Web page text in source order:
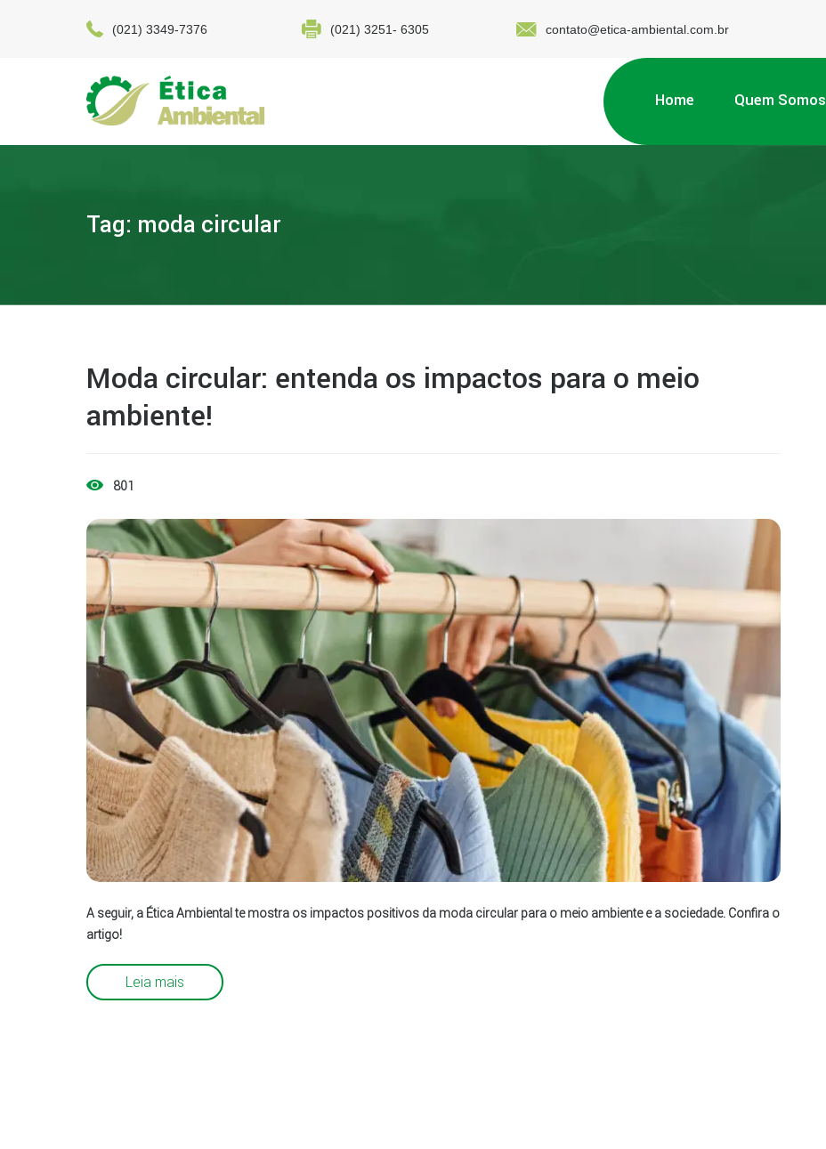
(021) 3349-7376 (021) 3251- 6305 contato@etica-ambiental.com.br
Home Quem Somos
Tag: moda circular
Moda circular: entenda os impactos para o meio
ambiente!
801
A seguir, a Ética Ambiental te mostra os impactos positivos da moda circular para o meio ambiente e a sociedade. Confira o
artigo!
Leia mais